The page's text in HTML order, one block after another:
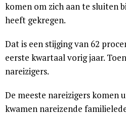
komen om zich aan te sluiten
heeft gekregen.
Dat is een stijging van 62
eerste kwartaal vorig jaar.
nareizigers.
De meeste nareizigers komen
kwamen nareizende